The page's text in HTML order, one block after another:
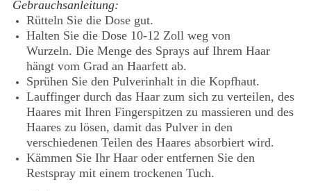
Gebrauchsanleitung:
Rütteln Sie die Dose gut.
Halten Sie die Dose 10-12 Zoll weg von
Wurzeln. Die Menge des Sprays auf Ihrem Haar
hängt vom Grad an Haarfett ab.
Sprühen Sie den Pulverinhalt in die Kopfhaut.
Lauffinger durch das Haar zum sich zu verteilen, des
Haares mit Ihren Fingerspitzen zu massieren und des
Haares zu lösen, damit das Pulver in den
verschiedenen Teilen des Haares absorbiert wird.
Kämmen Sie Ihr Haar oder entfernen Sie den
Restspray mit einem trockenen Tuch.